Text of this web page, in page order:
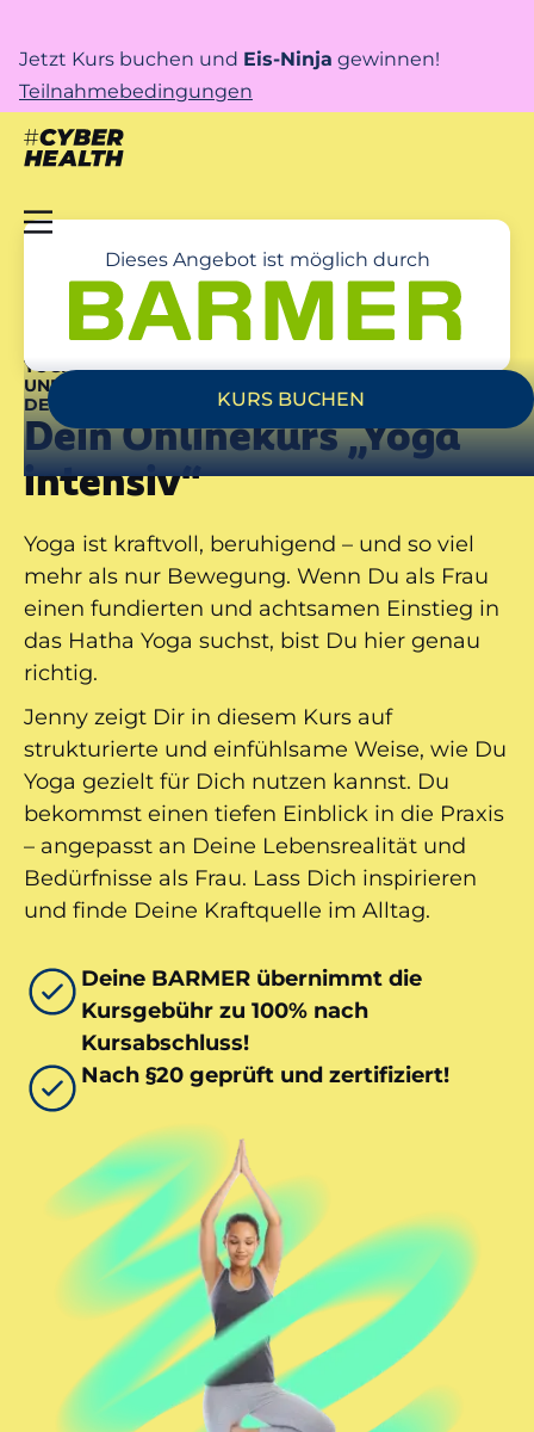
Jetzt Kurs buchen und Eis-Ninja gewinnen!
Teilnahmebedingungen
Dieses Angebot ist möglich durch
YOGA INTENSIV – ONLINEKURS FÜR ENTSPANNUNG
UND STRESSREDUKTION – UNTERSTÜTZT DURCH
DEINE BARMER
Dein Onlinekurs „Yoga
intensiv“
Yoga ist kraftvoll, beruhigend – und so viel
mehr als nur Bewegung. Wenn Du als Frau
einen fundierten und achtsamen Einstieg in
das Hatha Yoga suchst, bist Du hier genau
richtig.
Jenny zeigt Dir in diesem Kurs auf
strukturierte und einfühlsame Weise, wie Du
Yoga gezielt für Dich nutzen kannst. Du
bekommst einen tiefen Einblick in die Praxis
– angepasst an Deine Lebensrealität und
Bedürfnisse als Frau. Lass Dich inspirieren
und finde Deine Kraftquelle im Alltag.
Deine BARMER übernimmt die
Kursgebühr zu 100% nach
Kursabschluss!
Nach §20 geprüft und zertifiziert!
KURS BUCHEN